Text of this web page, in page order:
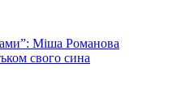
Міша Романова
свого сина